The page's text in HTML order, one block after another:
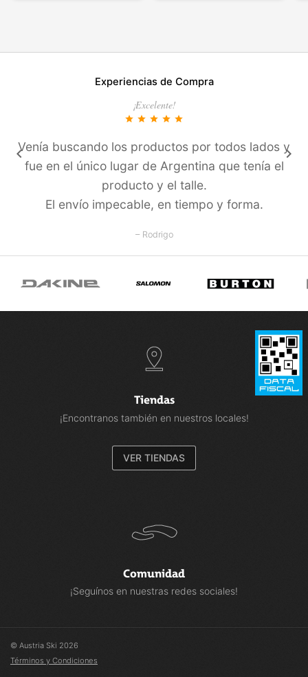
Experiencias de Compra
¡Excelente!
star star star star star
Venía buscando los productos por todos lados y
fue en el único lugar de Argentina que tení­a el
producto y el talle.
El enví­o impecable, en tiempo y forma.
– Rodrigo
keyboard_arrow_left keyboard_arrow_right
Tiendas
¡Encontranos también en nuestros locales!
VER TIENDAS
Comunidad
¡Seguínos en nuestras redes sociales!
© Austria Ski 2026
Términos y Condiciones